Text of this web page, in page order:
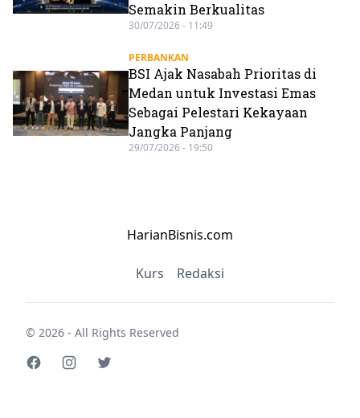
Semakin Berkualitas
30/07/2026 - 11:49
PERBANKAN
BSI Ajak Nasabah Prioritas di
Medan untuk Investasi Emas
Sebagai Pelestari Kekayaan
Jangka Panjang
29/07/2026 - 19:50
HarianBisnis.com
Kurs Redaksi
© 2026 - All Rights Reserved